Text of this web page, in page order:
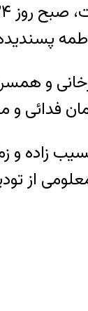
و
فدائی و
از